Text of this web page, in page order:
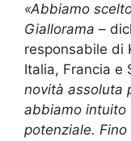
«Abbiamo
Giallorama –
responsabile di
Italia, Francia e
novità assoluta
abbiamo intuito
potenziale.